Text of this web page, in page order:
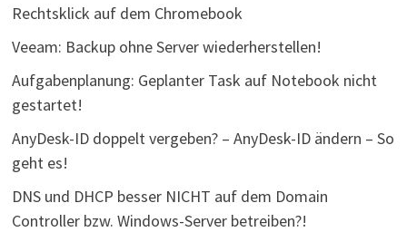
Rechtsklick auf dem Chromebook
Veeam: Backup ohne Server wiederherstellen!
Aufgabenplanung: Geplanter Task auf Notebook nicht
gestartet!
AnyDesk-ID doppelt vergeben? – AnyDesk-ID ändern – So
geht es!
DNS und DHCP besser NICHT auf dem Domain
Controller bzw. Windows-Server betreiben?!